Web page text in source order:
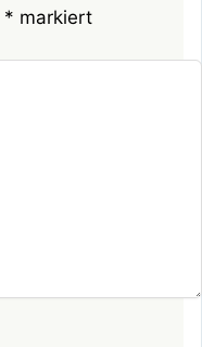
* markiert